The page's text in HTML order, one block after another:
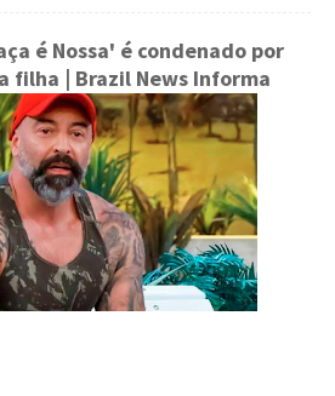
é Nossa' é condenado por
filha | Brazil News Informa